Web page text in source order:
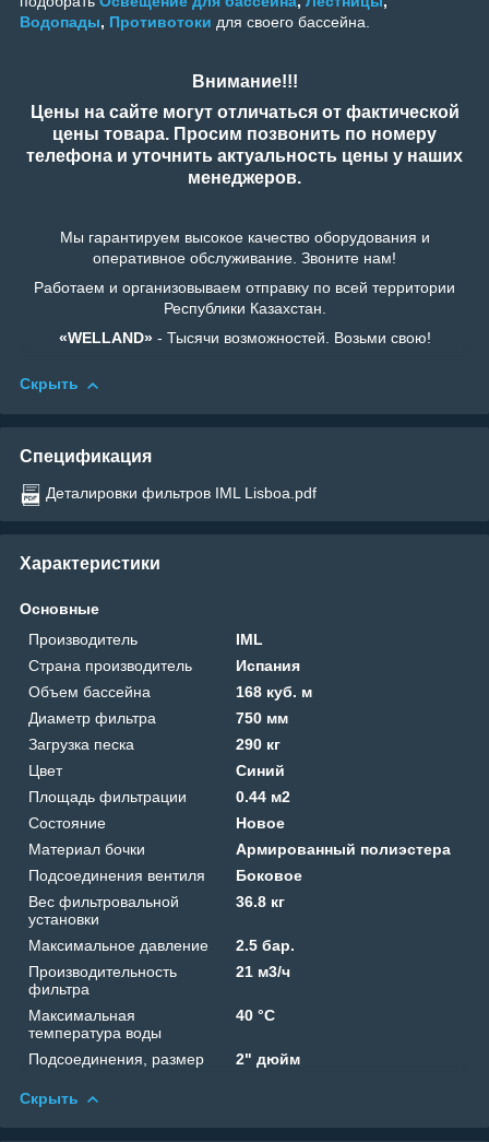
Водопады, Противотоки для своего бассейна.
Внимание!!!
Цены на сайте могут отличаться от фактической
цены товара. Просим позвонить по номеру
телефона и уточнить актуальность цены у наших
менеджеров.
Мы гарантируем высокое качество оборудования и
оперативное обслуживание. Звоните нам!
Работаем и организовываем отправку по всей территории
Республики Казахстан.
«WELLAND»- Тысячи возможностей. Возьми свою!
Скрыть
Спецификация
Деталировки фильтров IML Lisboa.pdf
Характеристики
Основные
Производитель
IML
Страна производитель
Испания
Объем бассейна
168 куб. м
Диаметр фильтра
750 мм
Загрузка песка
290 кг
Цвет
Синий
Площадь фильтрации
0.44 м2
Состояние
Новое
Материал бочки
Армированный полиэстера
Подсоединения вентиля
Боковое
Вес фильтровальной
установки
36.8 кг
Максимальное давление
2.5 бар.
Производительность
фильтра
21 м3/ч
Максимальная
температура воды
40 °C
Подсоединения, размер 2" дюйм
Скрыть